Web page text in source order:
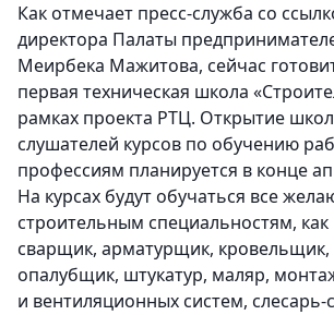
Как отмечает пресс-служба со
директора Палаты
Меирбека Мажитова, сейчас
первая техническая школа
рамках проекта РТЦ. Открытие
слушателей курсов по обучению
профессиям планируется в конце
На курсах будут обучаться все
строительным специальностям,
сварщик, арматурщик,
опалубщик, штукатур, маляр,
и вентиляционных систем, слесарь-